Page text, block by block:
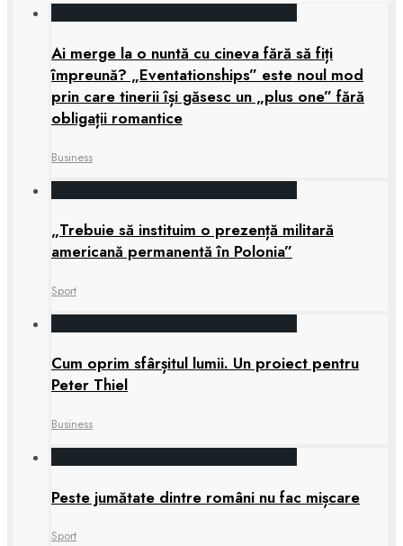
Ai merge la o nuntă cu cineva fără să fiți
împreună? „Eventationships” este noul mod
prin care tinerii își găsesc un „plus one” fără
obligații romantice
Business
„Trebuie să instituim o prezență militară
americană permanentă în Polonia”
Sport
Cum oprim sfârșitul lumii. Un proiect pentru
Peter Thiel
Business
Peste jumătate dintre români nu fac mișcare
Sport